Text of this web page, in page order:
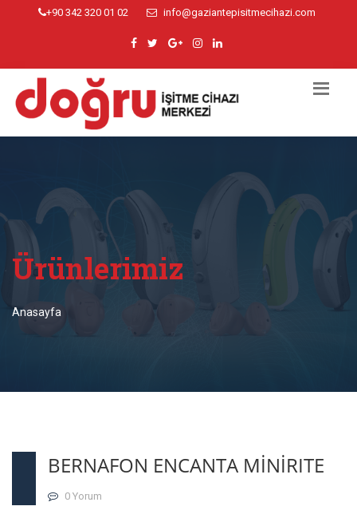
+90 342 320 01 02 info@gaziantepisitmecihazi.com
Ürünlerimiz
Anasayfa
BERNAFON ENCANTA MİNİRITE
0 Yorum